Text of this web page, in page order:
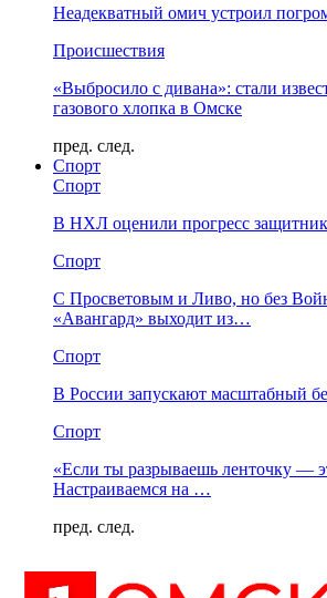
Неадекватный омич устроил
Происшествия
«Выбросило с дивана»: стали
газового хлопка в Омске
пред. след.
Спорт
Спорт
В НХЛ оценили прогресс
Спорт
С Просветовым и Ливо, но без
«Авангард» выходит из…
Спорт
В России запускают масштабный
Спорт
«Если ты разрываешь ленточку —
Настраиваемся на …
пред. след.